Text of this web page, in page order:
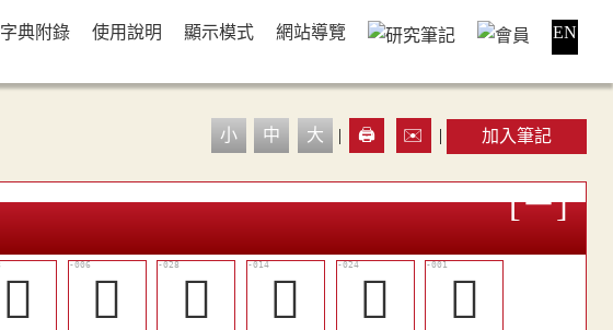
字典附錄 使用說明 顯示模式 網站導覽 EN
小 中 大 | 🖨️ ✉️ | 加入筆記
󴏏 󴏍 󴏢 󴏕 󴏞
𥦻